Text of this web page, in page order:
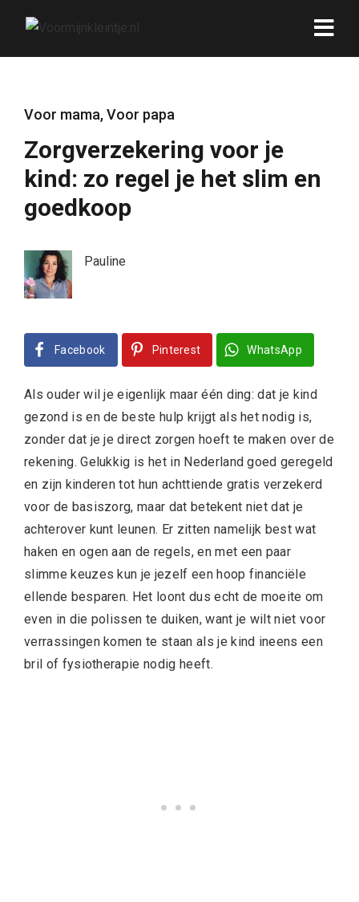
Voor mama,Voor papa
Zorgverzekering voor je
kind: zo regel je het slim en
goedkoop
Pauline
Facebook Pinterest WhatsApp
Als ouder wil je eigenlijk maar één ding: dat je kind
gezond is en de beste hulp krijgt als het nodig is,
zonder dat je je direct zorgen hoeft te maken over de
rekening. Gelukkig is het in Nederland goed geregeld
en zijn kinderen tot hun achttiende gratis verzekerd
voor de basiszorg, maar dat betekent niet dat je
achterover kunt leunen. Er zitten namelijk best wat
haken en ogen aan de regels, en met een paar
slimme keuzes kun je jezelf een hoop financiële
ellende besparen. Het loont dus echt de moeite om
even in die polissen te duiken, want je wilt niet voor
verrassingen komen te staan als je kind ineens een
bril of fysiotherapie nodig heeft.